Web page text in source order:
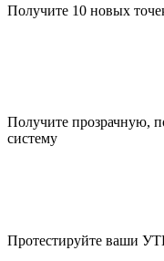
Получите 10 новых
Получите прозрачную,
систему
Протестируйте ваши